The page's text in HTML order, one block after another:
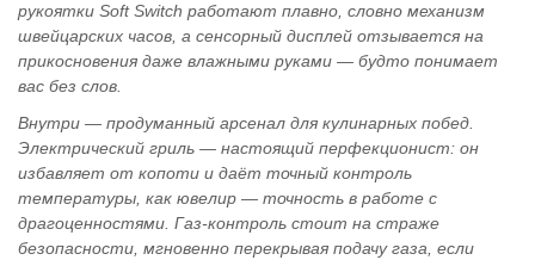
рукоятки Soft Switch работают плавно, словно механизм
швейцарских часов, а сенсорный дисплей отзывается на
прикосновения даже влажными руками — будто понимает
вас без слов.
Внутри — продуманный арсенал для кулинарных побед.
Электрический гриль — настоящий перфекционист: он
избавляет от копоти и даёт точный контроль
температуры, как ювелир — точность в работе с
драгоценностями. Газ‑контроль стоит на страже
безопасности, мгновенно перекрывая подачу газа, если